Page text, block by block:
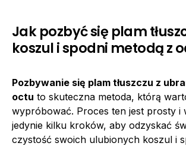
Jak pozbyć się plam
koszul i spodni metodą z
Pozbywanie się plam tłuszczu z
octu to skuteczna metoda, którą
wypróbować. Proces ten jest prosty i
jedynie kilku kroków, aby odzyskać
czystość swoich ulubionych koszul i